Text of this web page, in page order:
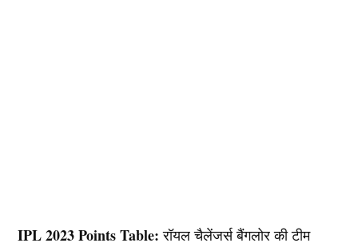
IPL 2023 Points Table: रॉयल चैलेंजर्स बैंगलोर की टीम